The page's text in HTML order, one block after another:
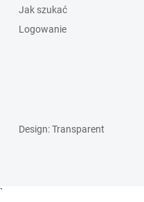
Jak szukać
Logowanie
Design: Transparent
`